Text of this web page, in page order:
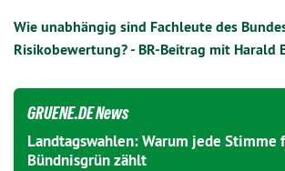
Wie unabhängig sind Fachleute des
Risikobewertung? - BR-Beitrag mit Harald
GRUENE.DE News
Landtagswahlen: Warum jede Stimme
Bündnisgrün zählt